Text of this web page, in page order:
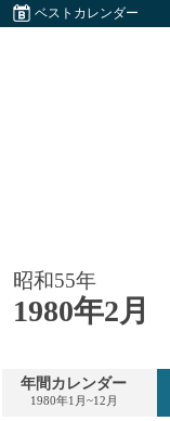
ベストカレンダー
昭和55年
1980年2月
年間カレンダー
1980年1月~12月